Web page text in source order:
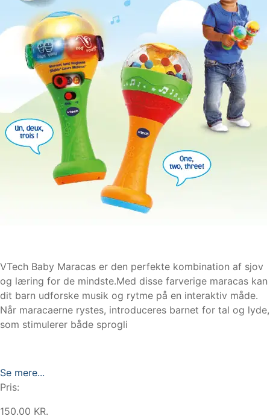
VTech Baby Maracas er den perfekte kombination af sjov
og læring for de mindste.Med disse farverige maracas kan
dit barn udforske musik og rytme på en interaktiv måde.
Når maracaerne rystes, introduceres barnet for tal og lyde,
som stimulerer både sprogli
Se mere...
Pris:
150.00 KR.